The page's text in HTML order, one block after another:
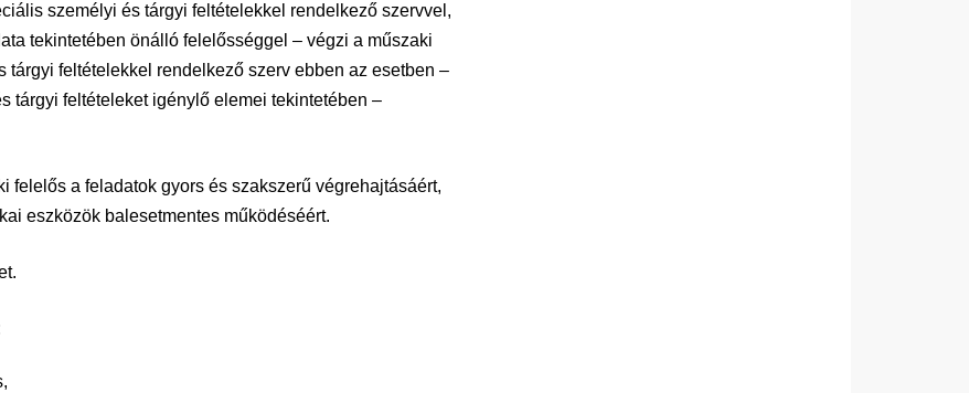
személyi és tárgyi feltételekkel rendelkező szervvel,
tekintetében önálló felelősséggel – végzi a műszaki
tárgyi feltételekkel rendelkező szerv ebben az esetben –
tárgyi feltételeket igénylő elemei tekintetében –
felelős a feladatok gyors és szakszerű végrehajtásáért,
eszközök balesetmentes működéséért.